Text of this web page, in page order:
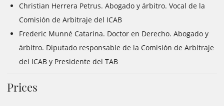
Christian Herrera Petrus. Abogado y árbitro. Vocal de la
Comisión de Arbitraje del ICAB
Frederic Munné Catarina. Doctor en Derecho. Abogado y
árbitro. Diputado responsable de la Comisión de Arbitraje
del ICAB y Presidente del TAB
Prices